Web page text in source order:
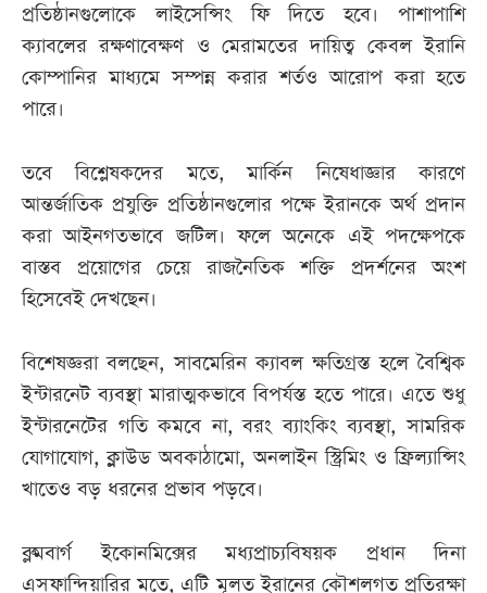
প্রতিষ্ঠানগুলোকে লাইসেন্সিং ফি দিতে হবে। পাশাপাশি
ক্যাবলের রক্ষণাবেক্ষণ ও মেরামতের দায়িত্ব কেবল ইরানি
কোম্পানির মাধ্যমে সম্পন্ন করার শর্তও আরোপ করা হতে
পারে।
তবে বিশ্লেষকদের মতে, মার্কিন নিষেধাজ্ঞার কারণে
আন্তর্জাতিক প্রযুক্তি প্রতিষ্ঠানগুলোর পক্ষে ইরানকে অর্থ প্রদান
করা আইনগতভাবে জটিল। ফলে অনেকে এই পদক্ষেপকে
বাস্তব প্রয়োগের চেয়ে রাজনৈতিক শক্তি প্রদর্শনের অংশ
হিসেবেই দেখছেন।
বিশেষজ্ঞরা বলছেন, সাবমেরিন ক্যাবল ক্ষতিগ্রস্ত হলে বৈশ্বিক
ইন্টারনেট ব্যবস্থা মারাত্মকভাবে বিপর্যস্ত হতে পারে। এতে শুধু
ইন্টারনেটের গতি কমবে না, বরং ব্যাংকিং ব্যবস্থা, সামরিক
যোগাযোগ, ক্লাউড অবকাঠামো, অনলাইন স্ট্রিমিং ও ফ্রিল্যান্সিং
খাতেও বড় ধরনের প্রভাব পড়বে।
ব্লুমবার্গ ইকোনমিক্সের মধ্যপ্রাচ্যবিষয়ক প্রধান দিনা
এসফান্দিয়ারির মতে, এটি মূলত ইরানের কৌশলগত প্রতিরক্ষা